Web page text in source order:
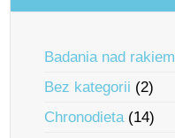
Badania nad rakiem
Bez kategorii (2)
Chronodieta(14)